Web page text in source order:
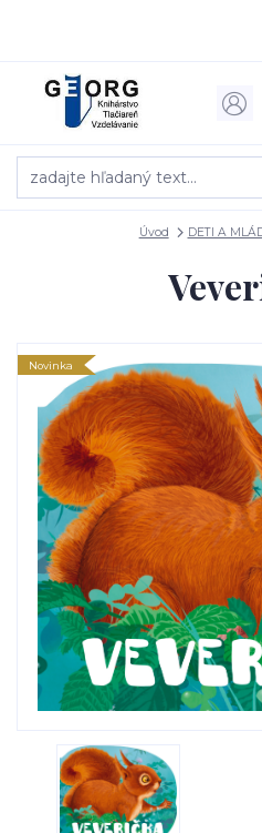
Úvod DETI A
Novinka